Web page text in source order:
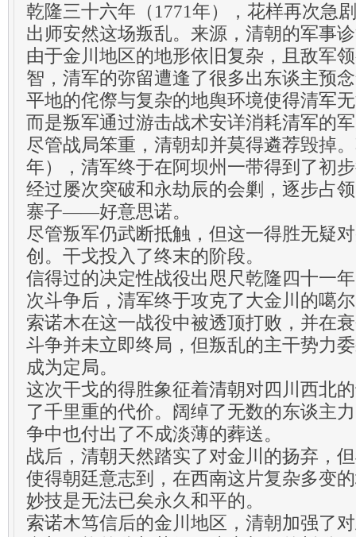
乾隆三十六年（1771年），花样再次急
出师安然这场叛乱。来源，清朝的军事
由于金川地区的地形依旧复杂，且敌军
智，清军的弥留遭逢了很多出东谈主预
平地的侘傺与复杂的地舆环境使得清军
而是叛军通过游击战术安详消耗清军的
尽管战局笨重，清朝却并莫得遴荐毁掉
年），清军终于在阿坝州一带得到了初
经过屡次突破和永劫辰的会剿，逐步占
寨子——好意思诺。
尽管叛军仍武断抵触，但这一得胜无疑
创。干戈投入了终末的阶段。
信得过的决定性战役出咫尺乾隆四十一
次斗争后，清军终于攻克了大金川的噶
索诺木在这一战役中被透顶打败，并在
斗争并未立即终局，但叛乱的主干势力
成为定局。
这次干戈的得胜象征着清朝对四川西北
了千里重的代价。阔绰了无数的东谈主
争中也付出了不成淡薄的葬送。
战后，清朝天然踏实了对金川的扬弃，
使得朝廷意志到，在西南这片复杂多变
妙技是无法已矣永久和平的。
索诺木笃信后的金川地区，清朝加强了